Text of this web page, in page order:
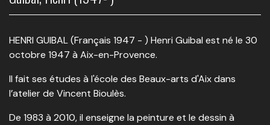
HENRI GUIBAL (Français 1947 - ) Henri Guibal est né le 30
octobre 1947 à Aix-en-Provence.
Il fait ses études à l'école des Beaux-arts d'Aix dans
l’atelier de Vincent Bioulès.
De 1983 à 2010, il enseigne la peinture et le dessin à